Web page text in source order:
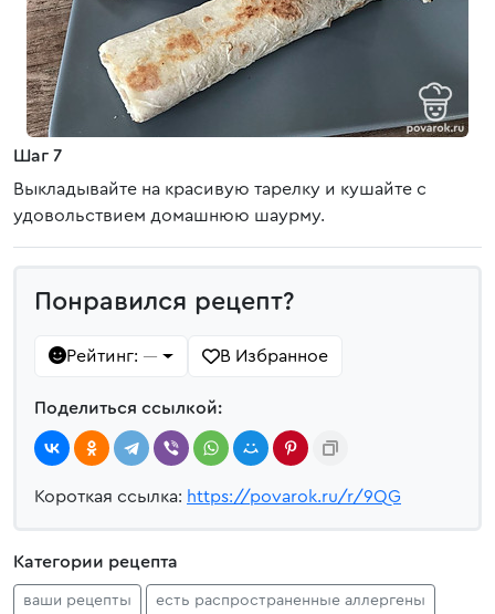
Шаг 7
Выкладывайте на красивую тарелку и кушайте с
удовольствием домашнюю шаурму.
Понравился рецепт?
Рейтинг: — В Избранное
Поделиться ссылкой:
Короткая ссылка: https://povarok.ru/r/9QG
Категории рецепта
ваши рецепты есть распространенные аллергены